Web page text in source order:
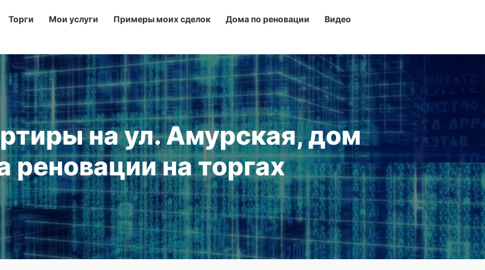
Торги Мои услуги Примеры моих сделок Дома по реновации
Видео
на ул. Амурская, дом
реновации на торгах